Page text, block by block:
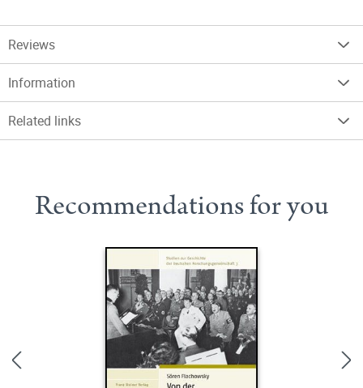
Reviews
Information
Related links
Recommendations for you